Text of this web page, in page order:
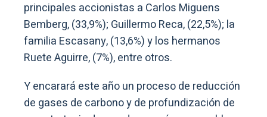
principales accionistas a Carlos Miguens
Bemberg, (33,9%); Guillermo Reca, (22,5%); la
familia Escasany, (13,6%) y los hermanos
Ruete Aguirre, (7%), entre otros.
Y encarará este año un proceso de reducción
de gases de carbono y de profundización de